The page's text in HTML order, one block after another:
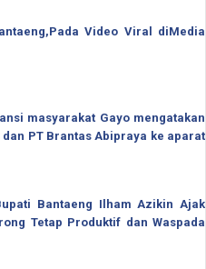
Video Viral diMedia
masyarakat Gayo mengatakan
dan PT Brantas Abipraya ke aparat
Bantaeng Ilham Azikin Ajak
Tetap Produktif dan Waspada